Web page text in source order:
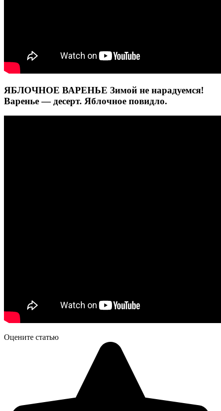
ЯБЛОЧНОЕ ВАРЕНЬЕ Зимой не нарадуемся!
Варенье — десерт. Яблочное повидло.
Оцените статью